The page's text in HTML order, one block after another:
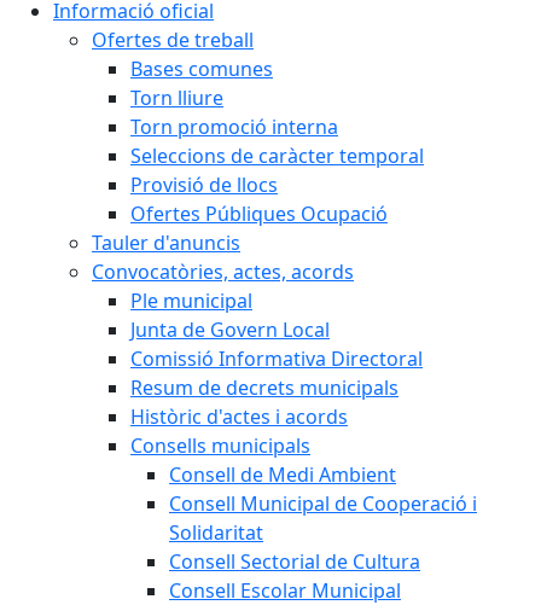
Informació oficial
Ofertes de treball
Bases comunes
Torn lliure
Torn promoció interna
Seleccions de caràcter temporal
Provisió de llocs
Ofertes Públiques Ocupació
Tauler d'anuncis
Convocatòries, actes, acords
Ple municipal
Junta de Govern Local
Comissió Informativa Directoral
Resum de decrets municipals
Històric d'actes i acords
Consells municipals
Consell de Medi Ambient
Consell Municipal de Cooperació i
Solidaritat
Consell Sectorial de Cultura
Consell Escolar Municipal